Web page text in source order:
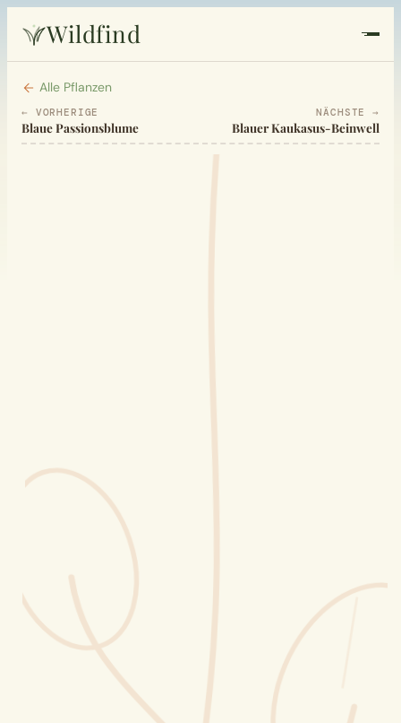
Wildfind
Startseite
Pflanzen
Sammelkalender
Blüten-Finder
Phänologie-Radar
Vogelstimmen
Gartenplaner
Alle Pflanzen
← VORHERIGE
Blaue Passionsblume
NÄCHSTE →
Blauer Kaukasus-Beinwell